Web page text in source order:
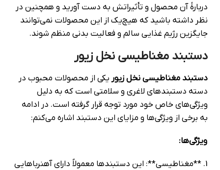
دربارهٔ آن محصول و تأثیراتش به دست آورید و همچنین در
نظر داشته باشید که هیچ‌یک از این محصولات نمی‌توانند
جایگزین رژیم غذایی سالم و فعالیت بدنی منظم شوند.
دستبند مغناطیسی نخل زیور
دستبند مغناطیسی نخل زیور یکی از محصولات محبوب در
دسته دستبندهای لاغری و سلامتی است که به دلیل
ویژگی‌های خاص خود مورد توجه قرار گرفته است. در ادامه
به برخی از ویژگی‌ها و مزایای این دستبند اشاره می‌کنم:
ویژگی‌ها:
1. **مغناطیسی**: این دستبندها معمولاً دارای آهنرباهایی